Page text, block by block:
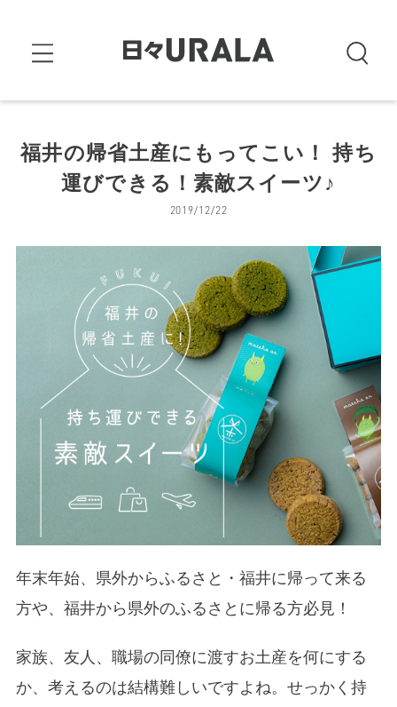
福井の帰省土産にもってこい！ 持ち
運びできる！素敵スイーツ♪
2019/12/22
年末年始、県外からふるさと・福井に帰って来る
方や、福井から県外のふるさとに帰る方必見！
家族、友人、職場の同僚に渡すお土産を何にする
か、考えるのは結構難しいですよね。せっかく持